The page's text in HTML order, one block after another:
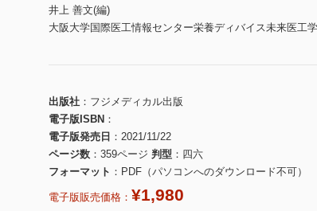
井上 善文(編)
大阪大学国際医工情報センター栄養ディバイス未来医工
出版社
フジメディカル出版
電子版ISBN
電子版発売日
2021/11/22
ページ数
359ページ 判型
四六
フォーマット
PDF（パソコンへのダウンロード不可）
電子版販売価格： ¥1,980